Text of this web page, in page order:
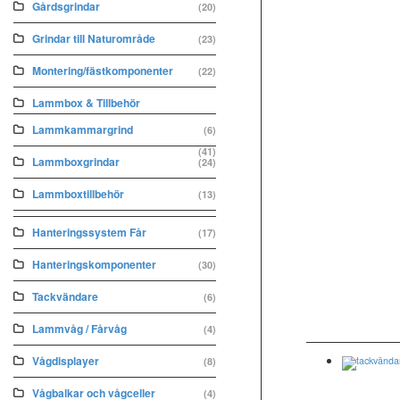
Gårdsgrindar (20)
Grindar till Naturområde (23)
Montering/fästkomponenter (22)
Lammbox & Tillbehör
(41)
Lammkammargrind (6)
Lammboxgrindar (24)
Lammboxtillbehör (13)
Hanteringssystem Får (17)
Hanteringskomponenter (30)
Tackvändare (6)
Lammvåg / Fårvåg (4)
Vågdisplayer (8)
Vågbalkar och vågceller (4)